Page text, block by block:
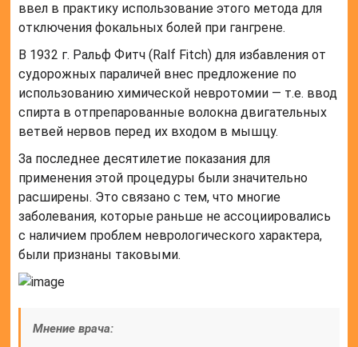
ввел в практику использование этого метода для
отключения фокальных болей при гангрене.
В 1932 г. Ральф Фитч (Ralf Fitch) для избавления от
судорожных параличей внес предложение по
использованию химической невротомии — т.е. ввод
спирта в отпрепарованные волокна двигательных
ветвей нервов перед их входом в мышцу.
За последнее десятилетие показания для
применения этой процедуры были значительно
расширены. Это связано с тем, что многие
заболевания, которые раньше не ассоциировались
с наличием проблем неврологического характера,
были признаны таковыми.
Мнение врача: